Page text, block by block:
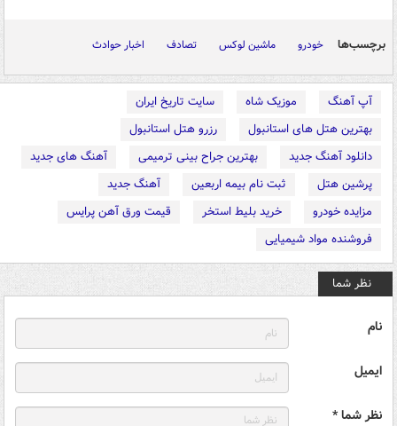
برچسب‌ها خودرو ماشین لوکس تصادف اخبار حوادث
آپ آهنگ موزیک شاه
سایت تاریخ ایران
بهترین هتل های استانبول
رزرو هتل استانبول
دانلود آهنگ جدید
بهترین جراح بینی ترمیمی
آهنگ های جدید
پرشین هتل
ثبت نام بیمه اربعین
آهنگ جدید
مزایده خودرو
خرید بلیط استخر
قیمت ورق آهن پرایس
فروشنده مواد شیمیایی
نظر شما
نام
ایمیل
نظر شما *